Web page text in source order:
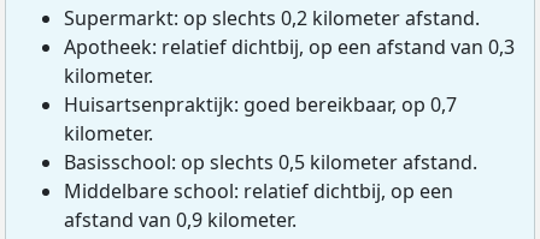
Supermarkt: op slechts 0,2 kilometer afstand.
Apotheek: relatief dichtbij, op een afstand van 0,3
kilometer.
Huisartsenpraktijk: goed bereikbaar, op 0,7
kilometer.
Basisschool: op slechts 0,5 kilometer afstand.
Middelbare school: relatief dichtbij, op een
afstand van 0,9 kilometer.